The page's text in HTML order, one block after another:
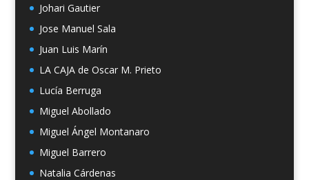
Johari Gautier
Jose Manuel Sala
Juan Luis Marín
LA CAJA de Oscar M. Prieto
Lucía Berruga
Miguel Abollado
Miguel Ángel Montanaro
Miguel Barrero
Natalia Cárdenas